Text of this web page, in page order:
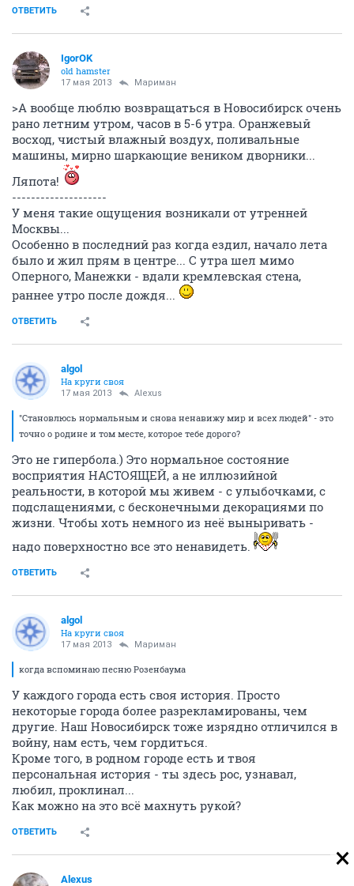
ОТВЕТИТЬ
IgorOK
old hamster
17 мая 2013 Мариман
>А вообще люблю возвращаться в Новосибирск очень
рано летним утром, часов в 5-6 утра. Оранжевый
восход, чистый влажный воздух, поливальные
машины, мирно шаркающие веником дворники...
Ляпота!
--------------------
У меня такие ощущения возникали от утренней
Москвы...
Особенно в последний раз когда ездил, начало лета
было и жил прям в центре... С утра шел мимо
Оперного, Манежки - вдали кремлевская стена,
раннее утро после дождя...
ОТВЕТИТЬ
algol
На круги своя
17 мая 2013 Alexus
"Становлюсь нормальным и снова ненавижу мир и всех людей" - это
точно о родине и том месте, которое тебе дорого?
Это не гипербола.) Это нормальное состояние
восприятия НАСТОЯЩЕЙ, а не иллюзийной
реальности, в которой мы живем - с улыбочками, с
подслащениями, с бесконечными декорациями по
жизни. Чтобы хоть немного из неё выныривать -
надо поверхностно все это ненавидеть.
ОТВЕТИТЬ
algol
На круги своя
17 мая 2013 Мариман
когда вспоминаю песню Розенбаума
У каждого города есть своя история. Просто
некоторые города более разрекламированы, чем
другие. Наш Новосибирск тоже изрядно отличился в
войну, нам есть, чем гордиться.
Кроме того, в родном городе есть и твоя
персональная история - ты здесь рос, узнавал,
любил, проклинал...
Как можно на это всё махнуть рукой?
ОТВЕТИТЬ
Alexus